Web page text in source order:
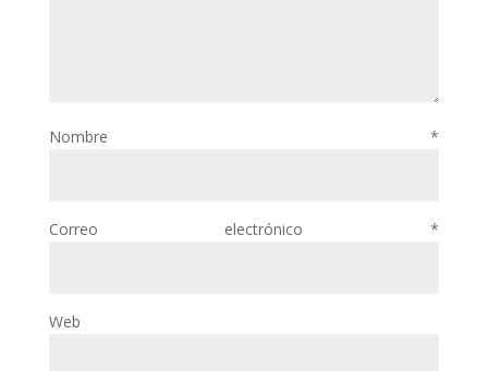
Nombre*
Correo electrónico*
Web